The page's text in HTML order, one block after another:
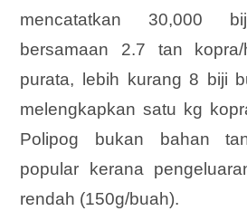
mencatatkan 30,000
bersamaan 2.7 tan kopra/
purata, lebih kurang 8 biji
melengkapkan satu kg
Polipog bukan bahan
popular kerana
rendah (150g/buah).